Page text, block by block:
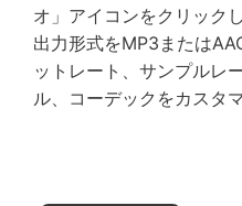
オ」アイコンをクリック
出力形式をMP3または
ットレート、サンプルレ
ル、コーデックをカスタ